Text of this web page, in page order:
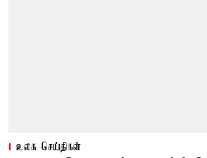
உலக செய்திகள்